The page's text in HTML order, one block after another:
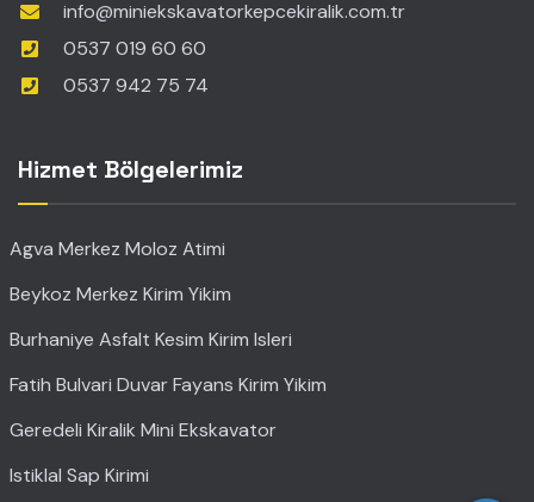
info@miniekskavatorkepcekiralik.com.tr
0537 019 60 60
0537 942 75 74
Hizmet Bölgelerimiz
Agva Merkez Moloz Atimi
Beykoz Merkez Kirim Yikim
Burhaniye Asfalt Kesim Kirim Isleri
Fatih Bulvari Duvar Fayans Kirim Yikim
Geredeli Kiralik Mini Ekskavator
Istiklal Sap Kirimi